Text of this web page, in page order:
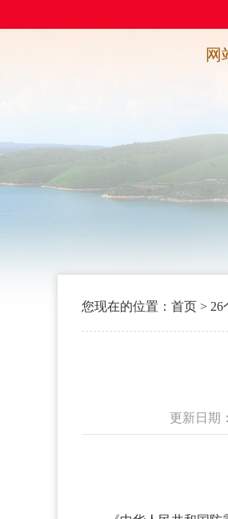
网
您现在的位置： 首页 > 26
更新日期